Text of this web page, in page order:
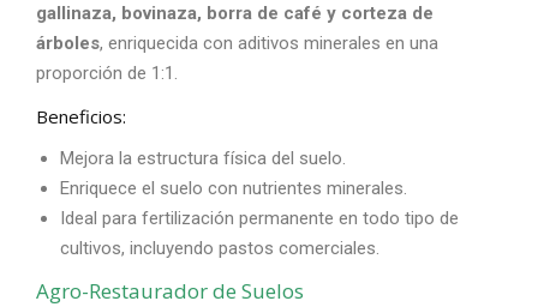
gallinaza, bovinaza, borra de café y corteza de
árboles, enriquecida con aditivos minerales en una
proporción de 1:1.
Beneficios:
Mejora la estructura física del suelo.
Enriquece el suelo con nutrientes minerales.
Ideal para fertilización permanente en todo tipo de
cultivos, incluyendo pastos comerciales.
Agro-Restaurador de Suelos